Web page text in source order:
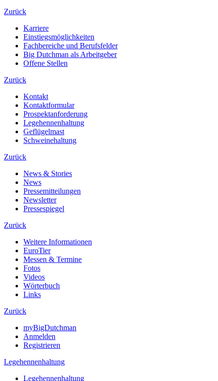
Zurück
Karriere
Einstiegsmöglichkeiten
Fachbereiche und Berufsfelder
Big Dutchman als Arbeitgeber
Offene Stellen
Zurück
Kontakt
Kontaktformular
Prospektanforderung
Legehennenhaltung
Geflügelmast
Schweinehaltung
Zurück
News & Stories
News
Pressemitteilungen
Newsletter
Pressespiegel
Zurück
Weitere Informationen
EuroTier
Messen & Termine
Fotos
Videos
Wörterbuch
Links
Zurück
myBigDutchman
Anmelden
Registrieren
Legehennenhaltung
Legehennenhaltung